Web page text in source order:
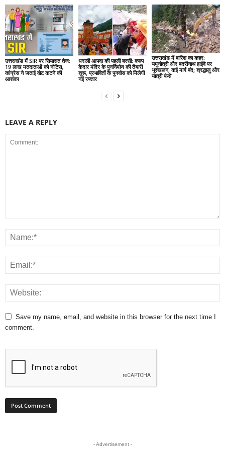
उत्तराखंड में SIR पर सियासत तेज:
19 लाख मतदाताओं को नोटिस,
कांग्रेस ने जताई वोट कटने की
आशंका
धराली आपदा की पहली बरसी: कल्प
केदार मंदिर के पुनर्निर्माण की तैयारी
शुरू, प्रभावितों के पुनर्वास को मिलेगी
नई रफ्तार
उत्तराखंड में बारिश का कहर:
यमुनोत्री और बदरीनाथ हाईवे पर
भूस्खलन, कई मार्ग बंद; श्रद्धालु और
यात्री फंसे
LEAVE A REPLY
Save my name, email, and website in this browser for the next time I
comment.
- Advertisement -